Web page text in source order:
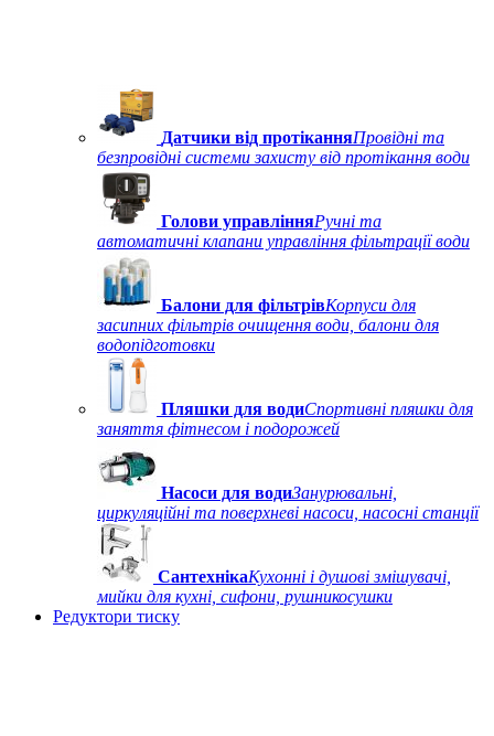
Датчики від протіканняПровідні та
безпровідні системи захисту від протікання води
Голови управлінняРучні та
автоматичні клапани управління фільтрації води
Балони для фільтрівКорпуси для
засипних фільтрів очищення води, балони для
водопідготовки
Пляшки для водиСпортивні пляшки для
заняття фітнесом і подорожей
Насоси для водиЗанурювальні,
циркуляційні та поверхневі насоси, насосні станції
СантехнікаКухонні і душові змішувачі,
мийки для кухні, сифони, рушникосушки
Редуктори тиску